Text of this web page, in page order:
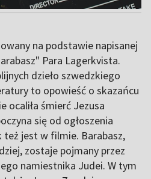
na podstawie napisanej
Para Lagerkvista.
dzieło szwedzkiego
to opowieść o skazańcu
ocaliła śmierć Jezusa
się od ogłoszenia
też jest w filmie. Barabasz,
zostaje pojmany przez
namiestnika Judei. W tym